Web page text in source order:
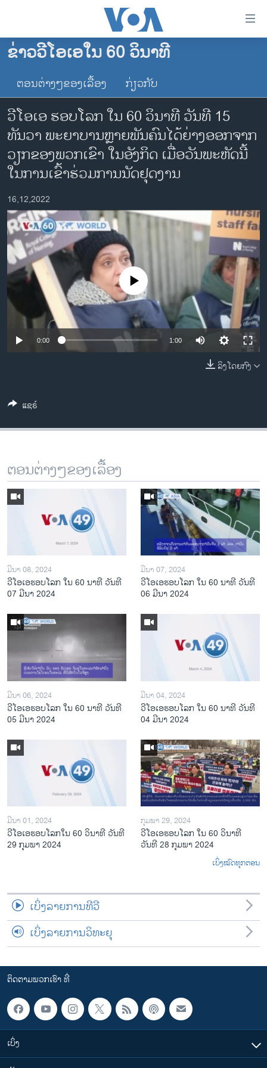
ເຂົ້າ
ຂ້າມ
ຂ້າມ
ໄປ
ຫາ
ຊອກ
ຄົ້ນ
ໂຮມເພຈ
ລາວ
ອາເມຣິກາ
ການເລືອກຕັ້ງ ປະທານາທີບໍດີ ສະຫະລັດ 2024
ຂ່າວ​ຈີນ
ໂລກ
ອິດສະຫຼະພາບດ້ານການຂ່າວ
ຊີວິດຊາວລາວ
ຊຸມຊົນຊາວລາວ
ວິທະຍາສາດ-ເທັກໂນໂລຈີ
ທຸລະກິດ
ພາສາອັງກິດ
ວີດີໂອ
ລາຍງານ
ຂ່າວວີໂອເອໃນ 60 ວິນາທີ
ຕອນຕ່າງໆຂອງເລື້ອງ ກ່ຽວກັບ
ວີໂອເອ ຮອບໂລກ ໃນ 60 ວິນາທີ ວັນທີ 15
ທັນວາ ພະຍາບານຫຼາຍພັນຄົນໄດ້ຍ່າງອອກຈາກ
ວຽກຂອງພວກເຂົາ ໃນອັງກິດ ເມື່ອວັນພະຫັດນີ້
ໃນການເຂົ້າຮ່ວມການນັດຢຸດງານ
16,12,2022
No media source currently available
0:00 1:00
ລິງໂດຍກົງ
ແຊຣ໌
ຕອນຕ່າງໆຂອງເລື້ອງ
ມີນາ 08, 2024
ວີໂອເອຮອບໂລກ ໃນ 60 ນາທີ ວັນທີ
07 ມີນາ 2024
ມີນາ 07, 2024
ວີໂອເອຮອບໂລກ ໃນ 60 ນາທີ ວັນທີ
06 ມີນາ 2024
ມີນາ 06, 2024
ວີໂອເອຮອບໂລກ ໃນ 60 ນາທີ ວັນທີ
05 ມີນາ 2024
ມີນາ 04, 2024
ວີໂອເອຮອບໂລກ ໃນ 60 ນາທີ ວັນທີ
04 ມີນາ 2024
ມີນາ 01, 2024
ວີໂອເອຮອບໂລກໃນ 60 ວິນາທີ ວັນທີ
29 ກຸມພາ 2024
ກຸມພາ 29, 2024
ວີໂອເອຮອບໂລກ ໃນ 60 ວິນາທີ
ວັນທີ 28 ກຸມພາ 2024
ເບິ່ງໝົດທຸກຕອນ
ເບິ່ງລາຍການທີວີ
ເບິ່ງລາຍການວິທະຍຸ
ຕິດຕາມພວກເຮົາ ທີ່
ເບິ່ງ